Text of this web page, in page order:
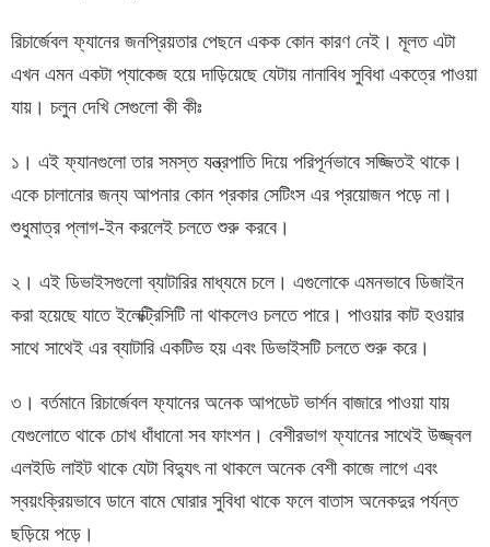
রিচার্জেবল ফ্যানের জনপ্রিয়তার পেছনে একক কোন কারণ নেই। মূলত এটা
এখন এমন একটা প্যাকেজ হয়ে দাড়িয়েছে যেটায় নানাবিধ সুবিধা একত্রে পাওয়া
যায়। চলুন দেখি সেগুলো কী কীঃ
১। এই ফ্যানগুলো তার সমস্ত যন্ত্রপাতি দিয়ে পরিপূর্নভাবে সজ্জিতই থাকে।
একে চালানোর জন্য আপনার কোন প্রকার সেটিংস এর প্রয়োজন পড়ে না।
শুধুমাত্র প্লাগ-ইন করলেই চলতে শুরু করবে।
২। এই ডিভাইসগুলো ব্যাটারির মাধ্যমে চলে। এগুলোকে এমনভাবে ডিজাইন
করা হয়েছে যাতে ইলেক্ট্রিসিটি না থাকলেও চলতে পারে। পাওয়ার কাট হওয়ার
সাথে সাথেই এর ব্যাটারি একটিভ হয় এবং ডিভাইসটি চলতে শুরু করে।
৩। বর্তমানে রিচার্জেবল ফ্যানের অনেক আপডেট ভার্শন বাজারে পাওয়া যায়
যেগুলোতে থাকে চোখ ধাঁধানো সব ফাংশন। বেশীরভাগ ফ্যানের সাথেই উজ্জ্বল
এলইডি লাইট থাকে যেটা বিদ্যুৎ না থাকলে অনেক বেশী কাজে লাগে এবং
স্বয়ংক্রিয়ভাবে ডানে বামে ঘোরার সুবিধা থাকে ফলে বাতাস অনেকদুর পর্যন্ত
ছড়িয়ে পড়ে।